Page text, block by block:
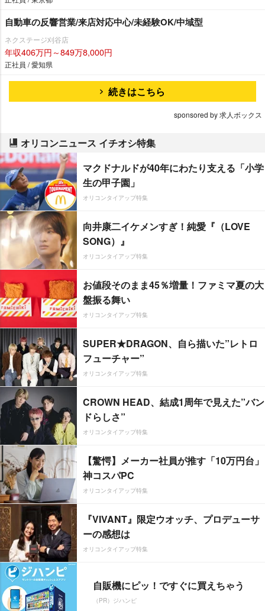
自動車の反響営業/来店対応中心/未経験OK/中域型
ネクステージ刈谷店
年収406万円～849万8,000円
正社員 / 愛知県
続きはこちら
sponsored by 求人ボックス
オリコンニュース イチオシ特集
マクドナルドが40年にわたり支える「小学
生の甲子園」
オリコンタイアップ特集
向井康二イケメンすぎ！純愛『（LOVE
SONG）』
オリコンタイアップ特集
お値段そのまま45％増量！ファミマ夏の大
盤振る舞い
オリコンタイアップ特集
SUPER★DRAGON、自ら描いた”レトロ
フューチャー”
オリコンタイアップ特集
CROWN HEAD、結成1周年で見えた”バン
ドらしさ”
オリコンタイアップ特集
【驚愕】メーカー社員が推す「10万円台」
神コスパPC
オリコンタイアップ特集
『VIVANT』限定ウオッチ、プロデューサ
ーの感想は
オリコンタイアップ特集
自販機にピッ！ですぐに買えちゃう
（PR）ジハンピ